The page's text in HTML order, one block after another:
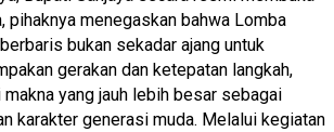
pihaknya menegaskan bahwa Lomba
bukan sekadar ajang untuk
gerakan dan ketepatan langkah,
yang jauh lebih besar sebagai
karakter generasi muda. Melalui kegiatan